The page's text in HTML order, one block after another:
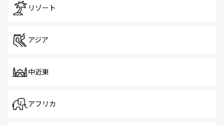
リゾート
アジア
中近東
アフリカ